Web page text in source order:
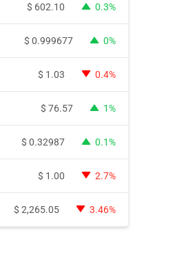
$ 602.10 0.3%
$ 0.999677 0%
$ 1.03 0.4%
$ 76.57 1%
$ 0.32987 0.1%
$ 1.00 2.7%
$ 2,265.05 3.46%